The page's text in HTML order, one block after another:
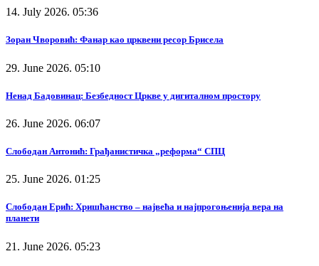
14. July 2026. 05:36
Зоран Чворовић: Фанар као црквени ресор Брисела
29. June 2026. 05:10
Ненад Бадовинац: Безбедност Цркве у дигиталном простору
26. June 2026. 06:07
Слободан Антонић: Грађанистичка „реформа“ СПЦ
25. June 2026. 01:25
Слободан Ерић: Хришћанство – највећа и најпрогоњенија вера на
планети
21. June 2026. 05:23